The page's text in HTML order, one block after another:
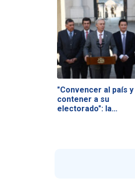
"Convencer al país y
contener a su
electorado": la…